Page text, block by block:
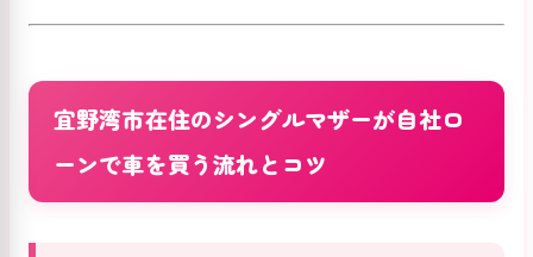
宜野湾市在住のシングルマザーが自社ロ
ーンで車を買う流れとコツ